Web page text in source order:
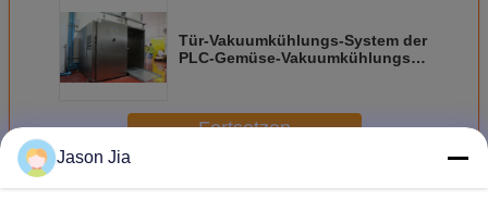
Tür-Vakuumkühlungs-System der
PLC-Gemüse-Vakuumkühlungs-
Fortsetzen
MehrVakuumkühlvorrichtungen
Jason Jia